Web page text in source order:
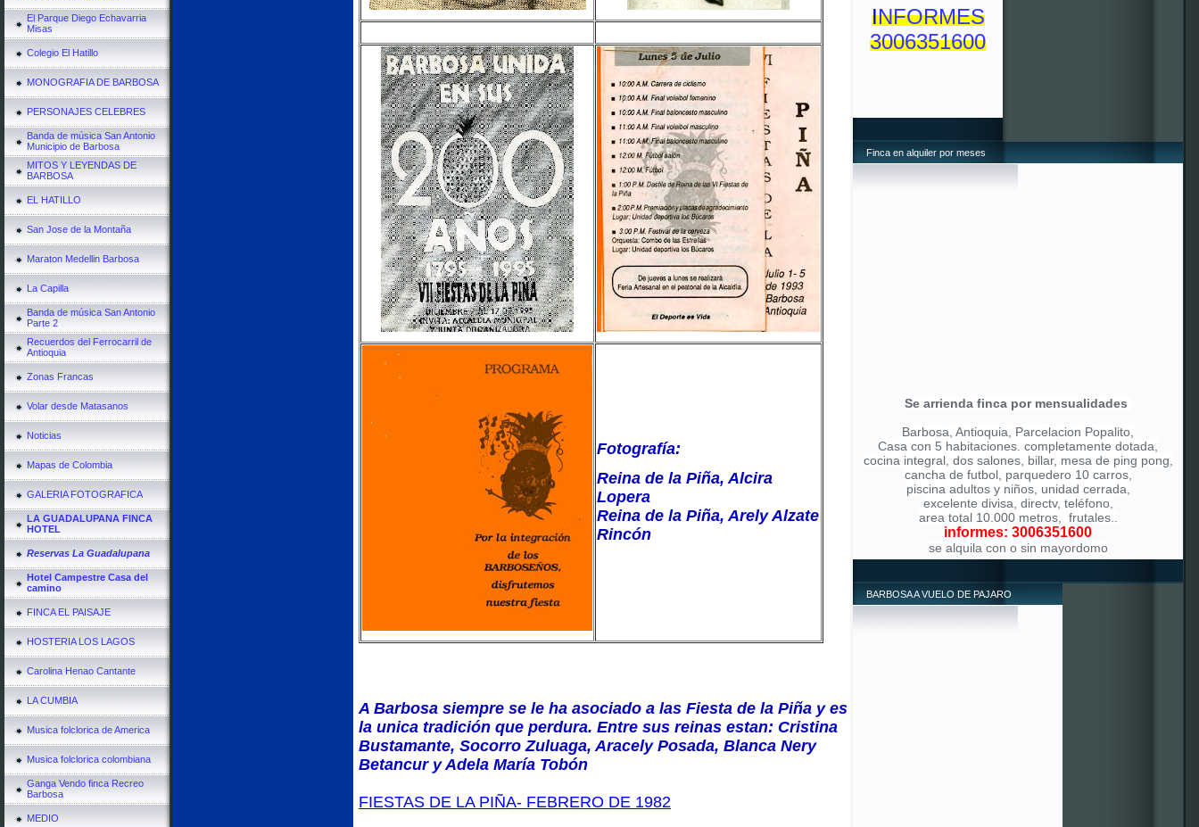
El Parque Diego Echavarria
Misas
Colegio El Hatillo
MONOGRAFIA DE BARBOSA
PERSONAJES CELEBRES
Banda de música San Antonio
Municipio de Barbosa
MITOS Y LEYENDAS DE
BARBOSA
EL HATILLO
San Jose de la Montaña
Maraton Medellin Barbosa
La Capilla
Banda de música San Antonio
Parte 2
Recuerdos del Ferrocarril de
Antioquia
Zonas Francas
Volar desde Matasanos
Noticias
Mapas de Colombia
GALERIA FOTOGRAFICA
LA GUADALUPANA FINCA
HOTEL
Reservas La Guadalupana
Hotel Campestre Casa del
camino
FINCA EL PAISAJE
HOSTERIA LOS LAGOS
Carolina Henao Cantante
LA CUMBIA
Musica folclorica de America
Musica folclorica colombiana
Ganga Vendo finca Recreo
Barbosa
MEDIO
Fotografía:
Reina de la Piña, Alcira
Lopera
Reina de la Piña, Arely Alzate
Rincón
A Barbosa siempre se le ha asociado a las Fiesta de la Piña y es
la unica tradición que perdura. Entre sus reinas estan: Cristina
Bustamante, Socorro Zuluaga, Aracely Posada, Blanca Nery
Betancur y Adela María Tobón
FIESTAS DE LA PIÑA- FEBRERO DE 1982
INFORMES
3006351600
Finca en alquiler por meses
Se arrienda finca por mensualidades
Barbosa, Antioquia, Parcelacion Popalito,
Casa con 5 habitaciones. completamente dotada,
cocina integral, dos salones, billar, mesa de ping pong,
cancha de futbol, parquedero 10 carros,
piscina adultos y niños, unidad cerrada,
excelente divisa, directv, teléfono,
area total 10.000 metros, frutales..
informes: 3006351600
se alquila con o sin mayordomo
BARBOSA A VUELO DE PAJARO